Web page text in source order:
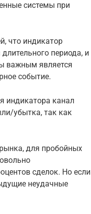
системы при
что индикатор
периода, и
важным является
событие.
индикатора канал
убытка, так как
для пробойных
сделок. Но если
неудачные